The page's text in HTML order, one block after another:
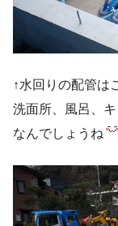
↑水回りの配管は
洗面所、風呂、
なんでしょうね